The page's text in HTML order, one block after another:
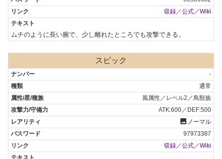
収録／公式／Wiki
ムチのように長い腕で、少し離れたところでも攻撃できる。
スピック
-
通常
風属性／レベル2／鳥獣族
ATK:600／DEF:500
photo ノーマル
97973387
収録 ／公式 ／Wiki